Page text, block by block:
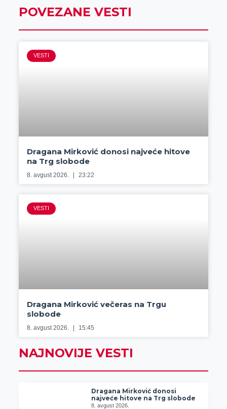
POVEZANE VESTI
VESTI
Dragana Mirković donosi najveće hitove
na Trg slobode
8. avgust 2026. 23:22
VESTI
Dragana Mirković večeras na Trgu
slobode
8. avgust 2026. 15:45
NAJNOVIJE VESTI
Dragana Mirković donosi
najveće hitove na Trg slobode
8. avgust 2026.